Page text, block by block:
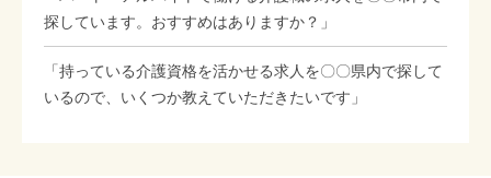
探しています。おすすめはありますか？」
「持っている介護資格を活かせる求人を〇〇県内で探して
いるので、いくつか教えていただきたいです」